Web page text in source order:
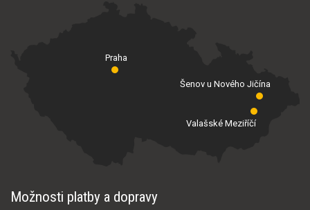
Praha
Valašské Meziříčí
Šenov u Nového Jičína
Možnosti platby a dopravy